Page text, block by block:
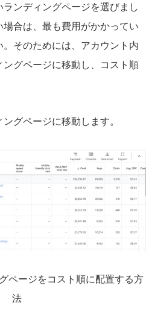
ンディングページを選びまし
場合は、最も費用がかかってい
そのためには、アカウント内
グページに移動し、コスト順
グページに移動します。
ページをコスト順に配置する方
法